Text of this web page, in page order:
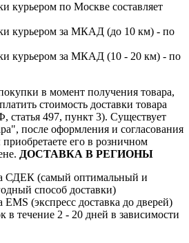
курьером по Москве составляет
курьером за МКАД (до 10 км) - по
курьером за МКАД (10 - 20 км) - по
в момент получения товара,
стоимость доставки товара
статья 497, пункт 3). Существует
после оформления и согласования
его в розничном
ДОСТАВКА В РЕГИОНЫ
СДЕК (самый оптимальный и
способ доставки)
EMS (экспресс доставка до дверей)
в течение 2 - 20 дней в зависимости